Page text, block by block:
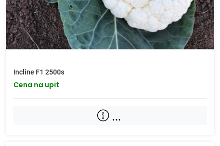
Incline F1 2500s
Cena na upit
...